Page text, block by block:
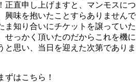
正直申し上げますと、マンモスにつ
興味を抱いたことすらありませんで
ま知り合いにチケットを譲っていた
せっかく頂いたのだからこれを機に
と思い、当日を迎えた次第でありま
ずはこちら！